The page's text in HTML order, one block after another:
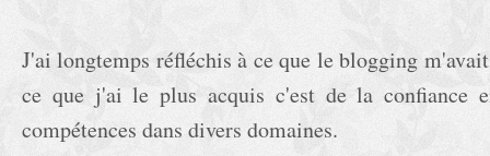
J'ai longtemps réfléchis à ce que le blogging
ce que j'ai le plus acquis c'est de la confiance
compétences dans divers domaines.